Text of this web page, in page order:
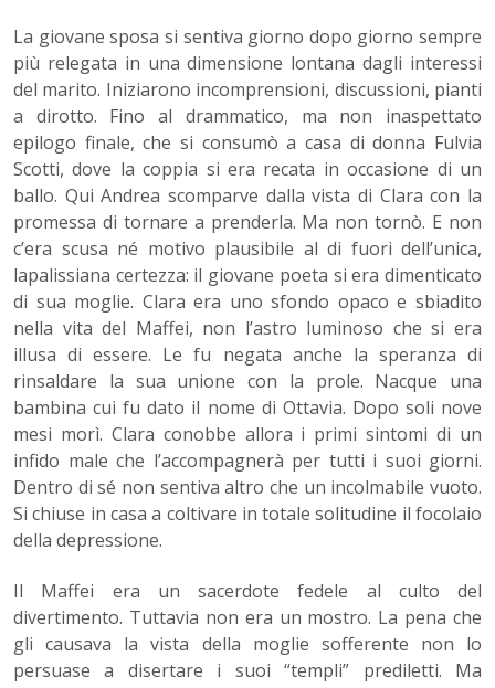
La giovane sposa si sentiva giorno dopo giorno sempre
più relegata in una dimensione lontana dagli interessi
del marito. Iniziarono incomprensioni, discussioni, pianti
a dirotto. Fino al drammatico, ma non inaspettato
epilogo finale, che si consumò a casa di donna Fulvia
Scotti, dove la coppia si era recata in occasione di un
ballo. Qui Andrea scomparve dalla vista di Clara con la
promessa di tornare a prenderla. Ma non tornò. E non
c’era scusa né motivo plausibile al di fuori dell’unica,
lapalissiana certezza: il giovane poeta si era dimenticato
di sua moglie. Clara era uno sfondo opaco e sbiadito
nella vita del Maffei, non l’astro luminoso che si era
illusa di essere. Le fu negata anche la speranza di
rinsaldare la sua unione con la prole. Nacque una
bambina cui fu dato il nome di Ottavia. Dopo soli nove
mesi morì. Clara conobbe allora i primi sintomi di un
infido male che l’accompagnerà per tutti i suoi giorni.
Dentro di sé non sentiva altro che un incolmabile vuoto.
Si chiuse in casa a coltivare in totale solitudine il focolaio
della depressione.
Il Maffei era un sacerdote fedele al culto del
divertimento. Tuttavia non era un mostro. La pena che
gli causava la vista della moglie sofferente non lo
persuase a disertare i suoi “templi” prediletti. Ma